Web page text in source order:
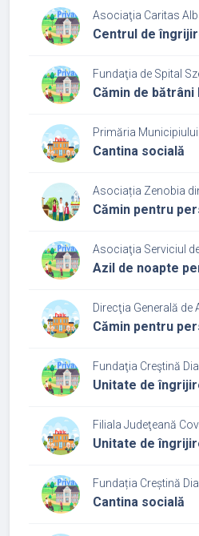
Asociaţia Caritas
Centrul de
Fundaţia de Spital
Cămin de bătrâni
Primăria
Cantina socială
Asociația Zenobia
Cămin pentru
Asociaţia Serviciul
Azil de noapte
Direcţia Generală
Cămin pentru
Fundaţia Creştină
Unitate de
Filiala Judeţeană
Unitate de
Fundația Creștină
Cantina socială